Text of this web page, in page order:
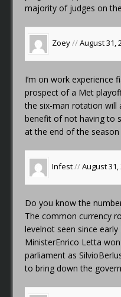
majority of judges on
Zoey//August 31,
I’m on work experience
prospect of a Met
the six-man rotation will
benefit of not having to
at the end of the
Infest//August
Do you know the
The common currency
levelnot seen since
MinisterEnrico Letta
parliament as
to bring down the